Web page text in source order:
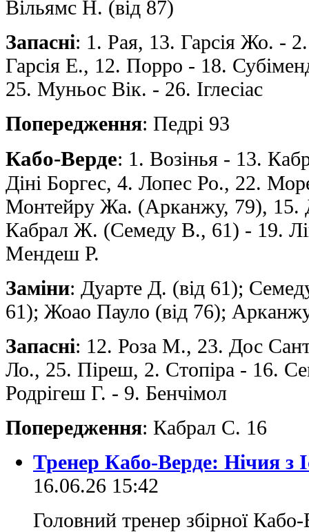
Вільямс Н. (від 87)
Запасні: 1. Рая, 13. Гарсія Жо. -
Гарсія Е., 12. Порро - 18.
25. Муньос Вiк. - 26. Іглесіас
Попередження: Педрі 93
Кабо-Верде: 1. Возінья - 13.
Діні Боргес, 4. Лопес Ро., 22.
Монтейру Жа. (Арканжу, 79), 15.
Кабрал Ж. (Семеду В., 61) - 19.
Мендеш Р.
Заміни: Дуарте Д. (від 61);
61); Жоао Пауло (від 76);
Запасні: 12. Роза М., 23. Дос
Ло., 25. Піреш, 2. Стопіра - 16.
Родрігеш Г. - 9. Бенчімол
Попередження: Кабрал C. 16
Тренер Кабо-Верде: Нічия з
16.06.26 15:42
Головний тренер збірної